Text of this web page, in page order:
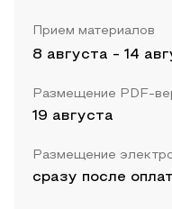
Прием материалов
8 августа - 14
Размещение PDF-
19 августа
Размещение
сразу после